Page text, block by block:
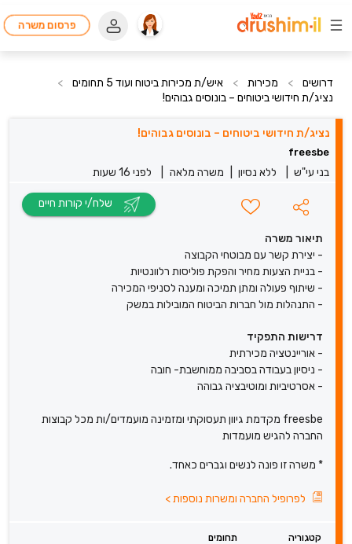
פרסום משרה
דרושים > מכירות > איש/ת מכירות ביטוח ועוד 5 תחומים
>
נציג/ת חידושי ביטוחים – בונוסים גבוהים!
נציג/ת חידושי ביטוחים – בונוסים גבוהים!
freesbe
בני עי"ש ללא נסיון משרה מלאה לפני 16 שעות
תיאור משרה
- יצירת קשר עם מבוטחי הקבוצה
- בניית הצעות מחיר והפקת פוליסות רלוונטיות
- שיתוף פעולה ומתן תמיכה ומענה לסניפי המכירה
- התנהלות מול חברות הביטוח המובילות במשק
דרישות התפקיד
- אוריינטציה מכירתית
- ניסיון בעבודה בסביבה ממוחשבת- חובה
- אסרטיביות ומוטיבציה גבוהה
freesbe מקדמת גיוון תעסוקתי ומזמינה מועמדים/ות מכל קבוצות
החברה להגיש מועמדות
* משרה זו פונה לנשים וגברים כאחד.
לפרופיל החברה ומשרות נוספות>
קטגוריה
תחומים